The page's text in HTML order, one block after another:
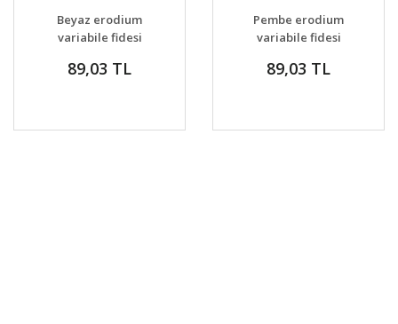
Beyaz erodium
variabile fidesi
89,03 TL
Pembe erodium
variabile fidesi
89,03 TL